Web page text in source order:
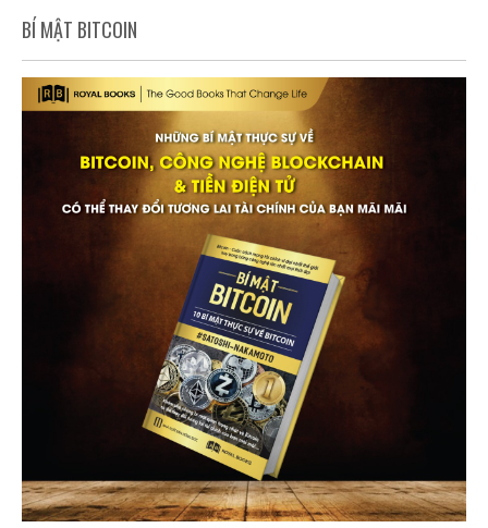
BÍ MẬT BITCOIN